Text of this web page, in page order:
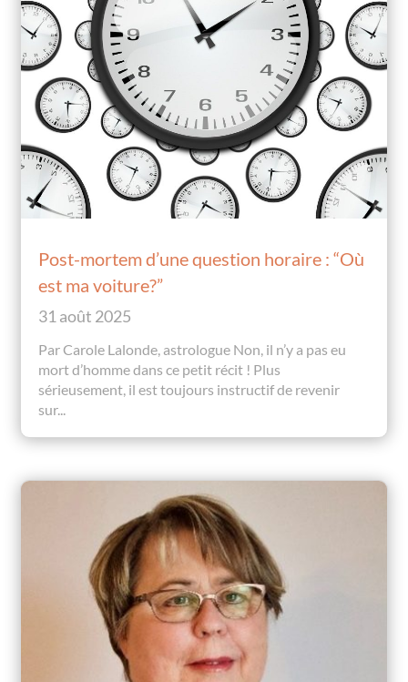
Post-mortem d’une question horaire : “Où
est ma voiture?”
31 août 2025
Par Carole Lalonde, astrologue Non, il n’y a pas eu
mort d’homme dans ce petit récit ! Plus
sérieusement, il est toujours instructif de revenir
sur...